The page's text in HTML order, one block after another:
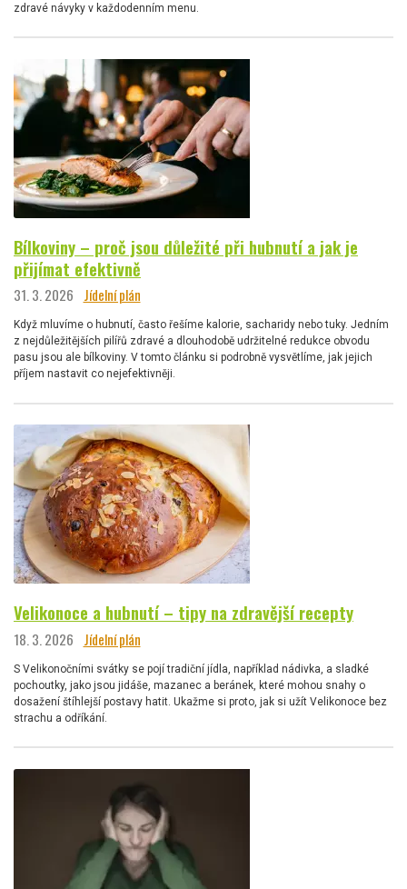
zdravé návyky v každodenním menu.
Bílkoviny – proč jsou důležité při hubnutí a jak je
přijímat efektivně
31. 3. 2026 Jídelní plán
Když mluvíme o hubnutí, často řešíme kalorie, sacharidy nebo tuky. Jedním
z nejdůležitějších pilířů zdravé a dlouhodobě udržitelné redukce obvodu
pasu jsou ale bílkoviny. V tomto článku si podrobně vysvětlíme, jak jejich
příjem nastavit co nejefektivněji.
Velikonoce a hubnutí – tipy na zdravější recepty
18. 3. 2026 Jídelní plán
S Velikonočními svátky se pojí tradiční jídla, například nádivka, a sladké
pochoutky, jako jsou jidáše, mazanec a beránek, které mohou snahy o
dosažení štíhlejší postavy hatit. Ukažme si proto, jak si užít Velikonoce bez
strachu a odříkání.